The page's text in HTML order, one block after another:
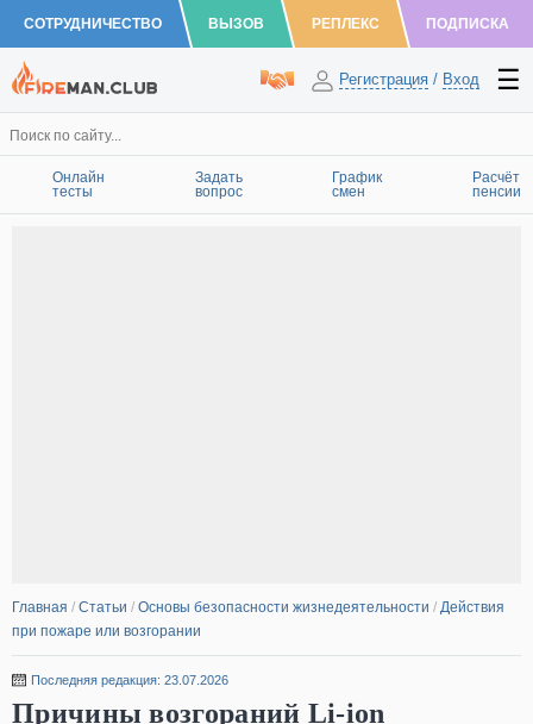
СОТРУДНИЧЕСТВО ВЫЗОВ РЕПЛЕКС ПОДПИСКА
Регистрация / Вход
Онлайн
тесты
Задать
вопрос
График
смен
Расчёт
пенсии
Главная / Статьи / Основы безопасности жизнедеятельности / Действия
при пожаре или возгорании
Последняя редакция: 23.07.2026
Причины возгораний Li-ion